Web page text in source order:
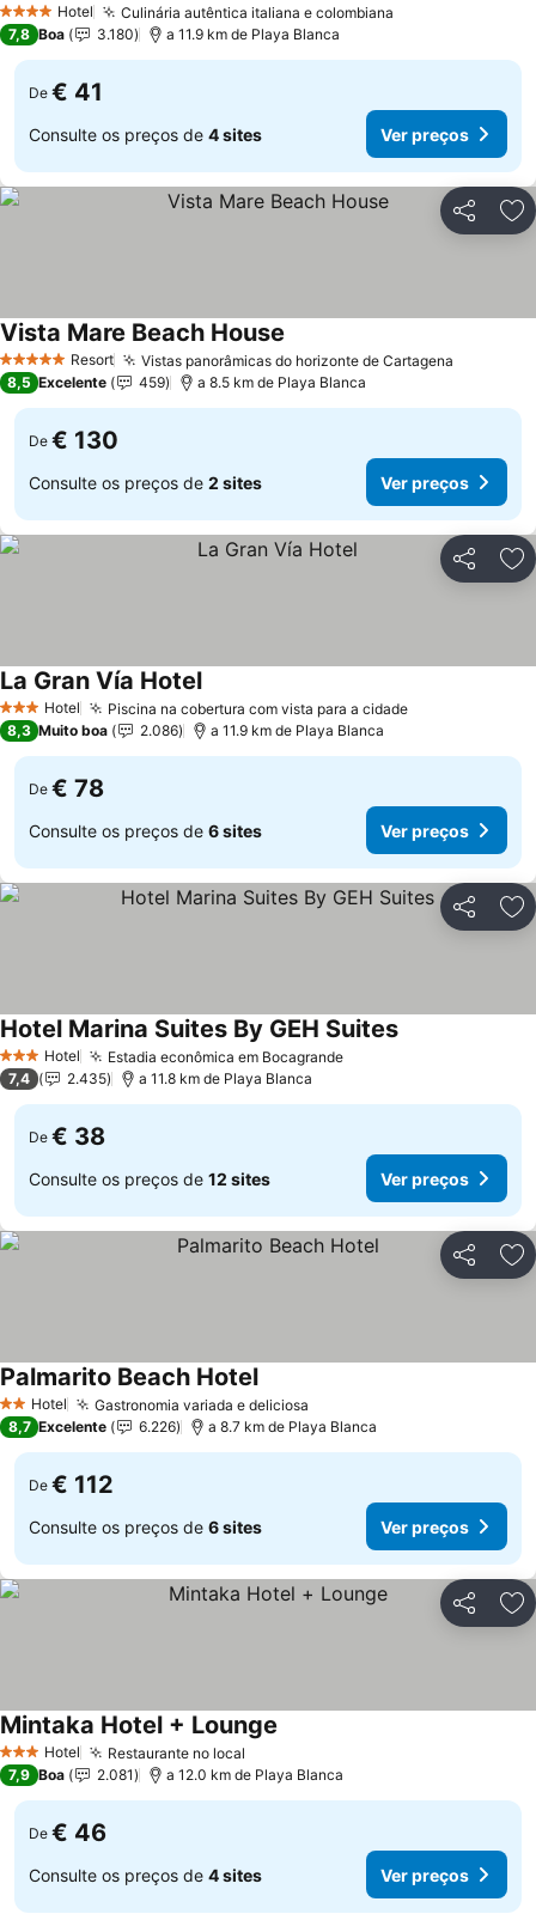
4 EstrelasHotel
Culinária autêntica italiana e colombiana
7,8 Boa 3.180 a 11.9 km de Playa Blanca
De € 41
Consulte os preços de 4 sites Ver preços
Partilhar
5 Estrelas Resort Vistas panorâmicas do horizonte de Cartagena
Vista Mare Beach House
8,5 Excelente 459 a 8.5 km de Playa Blanca
De € 130
Consulte os preços de 2 sites Ver preços
Partilhar
3 EstrelasHotel Piscina na cobertura com vista para a cidade
La Gran Vía Hotel
8,3 Muito boa 2.086 a 11.9 km de Playa Blanca
De € 78
Consulte os preços de 6 sites Ver preços
Partilhar
3 EstrelasHotel Estadia econômica em Bocagrande
Hotel Marina Suites By GEH Suites
7,4 2.435 a 11.8 km de Playa Blanca
De € 38
Consulte os preços de 12 sites Ver preços
Partilhar
2 Estrelas
Hotel Gastronomia variada e deliciosa
Palmarito Beach Hotel
8,7 Excelente 6.226 a 8.7 km de Playa Blanca
De € 112
Consulte os preços de 6 sites Ver preços
Partilhar
3 EstrelasHotel Restaurante no local
Mintaka Hotel + Lounge
7,9 Boa 2.081 a 12.0 km de Playa Blanca
De € 46
Consulte os preços de 4 sites Ver preços